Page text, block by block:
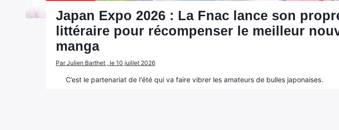
Japan Expo 2026 : La Fnac lance son
littéraire pour récompenser le meilleur
manga
Par Julien Barthet , le 10 juillet 2026
C’est le partenariat de l'été qui va faire vibrer les amateurs de bulles japonaises.